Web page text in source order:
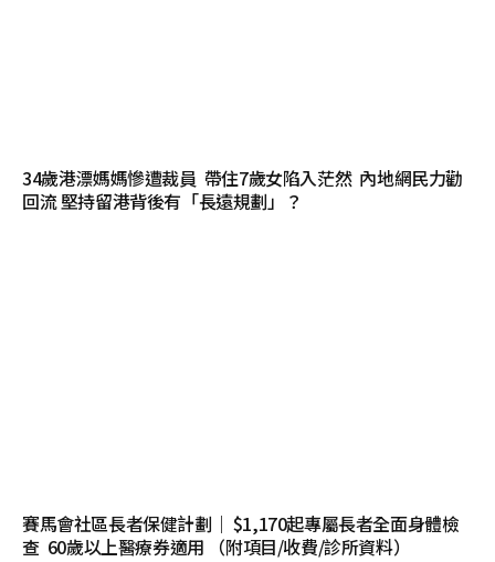
34歲港漂媽媽慘遭裁員 帶住7歲女陷入茫然 內地網民力勸
回流 堅持留港背後有「長遠規劃」？
賽馬會社區長者保健計劃｜ $1,170起專屬長者全面身體檢
查 60歲以上醫療券適用 （附項目/收費/診所資料）